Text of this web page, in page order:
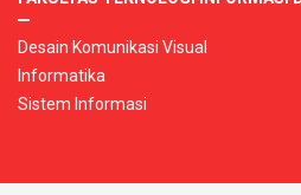
Desain Komunikasi Visual
Informatika
Sistem Informasi